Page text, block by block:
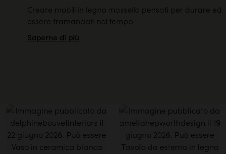
Creare mobili in legno massello pensati per durare ed
essere tramandati nel tempo.
Saperne di più